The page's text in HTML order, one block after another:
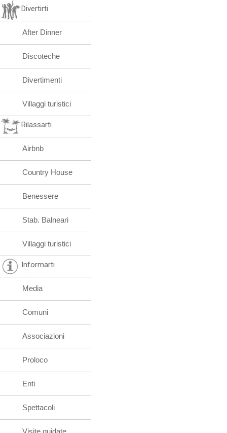
Divertirti
After Dinner
Discoteche
Divertimenti
Villaggi turistici
Rilassarti
Airbnb
Country House
Benessere
Stab. Balneari
Villaggi turistici
Informarti
Media
Comuni
Associazioni
Proloco
Enti
Spettacoli
Visite guidate